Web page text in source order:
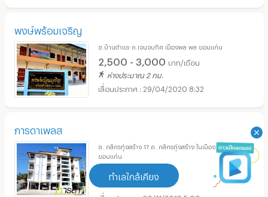
ทำเลใกล้เคียง
พงษ์พร้อมเจริญ
ซ.บ้านตำแย ถ.เจนจบทิศ เมืองพล พล ขอนแก่น
2,500 - 3,000 บาท/เดือน
ห่างประมาณ 2 กม.
29/04/2020 8:32
ภารดาเพลส
ซ. กสิกรทุ่งสร้าง 17 ถ. กสิกรทุ่งสร้าง ในเมือง เมืองขอนแก่น
ขอนแก่น